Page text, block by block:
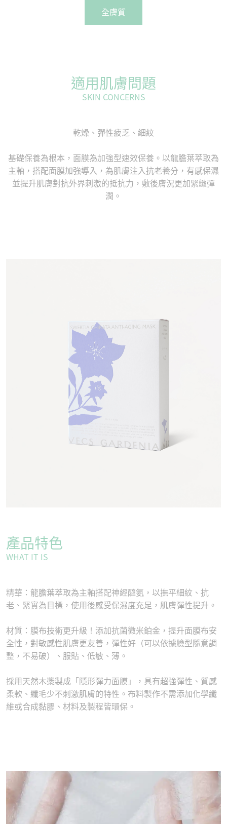
全膚質
適用肌膚問題
SKIN CONCERNS
乾燥、彈性疲乏、細紋
基礎保養為根本，面膜為加強型速效保養。以龍膽葉萃取為
主軸，搭配面膜加強導入，為肌膚注入抗老養分，有感保濕
並提升肌膚對抗外界刺激的抵抗力，敷後膚況更加緊緻彈
潤。
產品特色
WHAT IT IS
精華：龍膽葉萃取為主軸搭配神經醯氨，以撫平細紋、抗
老、緊實為目標，使用後感受保濕度充足，肌膚彈性提升。
材質：膜布技術更升級！添加抗菌微米鉑⾦，提升⾯膜布安
全性，對敏感性肌膚更友善，彈性好（可以依據臉型隨意調
整，不易破）、服貼、低敏、薄。
採⽤天然⽊漿製成「隱形彈⼒⾯膜」，具有超強彈性、質感
柔軟、纖⽑少不刺激肌膚的特性。布料製作不需添加化學纖
維或合成黏膠、材料及製程皆環保。